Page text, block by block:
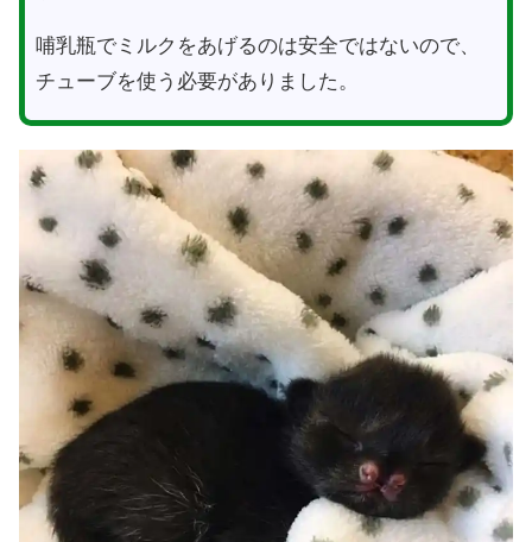
哺乳瓶でミルクをあげるのは安全ではないので、
チューブを使う必要がありました。